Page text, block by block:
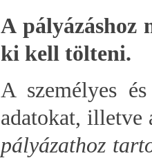
A pályázáshoz
ki kell tölteni.
A személyes
adatokat, illetve
pályázathoz